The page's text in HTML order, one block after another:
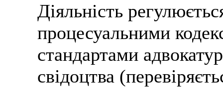
Діяльність
процесуальними
стандартами
свідоцтва